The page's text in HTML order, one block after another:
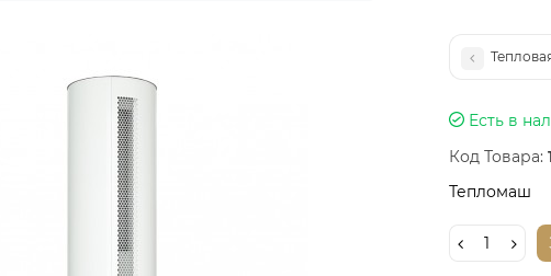
Есть в
Код Товара:
Тепломаш